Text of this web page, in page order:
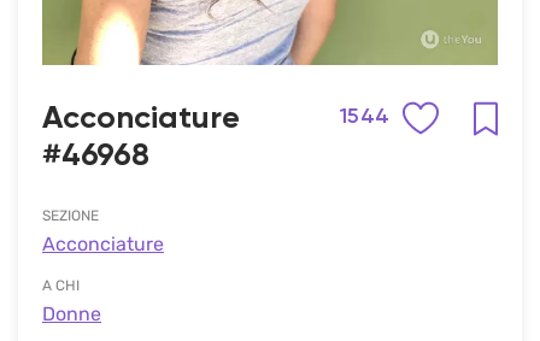
Acconciature
#46968
1544
SEZIONE
Acconciature
A CHI
Donne